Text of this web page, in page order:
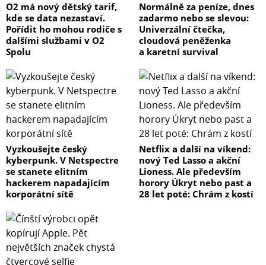
O2 má nový dětský tarif,
kde se data nezastaví.
Pořídit ho mohou rodiče s
dalšími službami v O2
Spolu
Normálně za peníze, dnes
zadarmo nebo se slevou:
Univerzální čtečka,
cloudová peněženka
a karetní survival
Vyzkoušejte český
kyberpunk. V Netspectre
se stanete elitním
hackerem napadajícím
korporátní sítě
Netflix a další na víkend:
nový Ted Lasso a akční
Lioness. Ale především
horory Úkryt nebo past a
28 let poté: Chrám z kostí